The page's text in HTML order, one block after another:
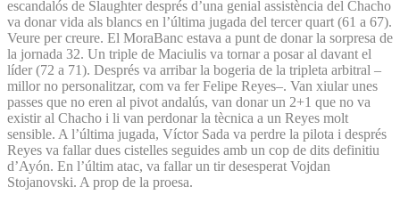
escandalós de Slaughter després d’una genial assistència del Chacho
va donar vida als blancs en l’última jugada del tercer quart (61 a 67).
Veure per creure. El MoraBanc estava a punt de donar la sorpresa de
la jornada 32. Un triple de Maciulis va tornar a posar al davant el
líder (72 a 71). Després va arribar la bogeria de la tripleta arbitral –
millor no personalitzar, com va fer Felipe Reyes–. Van xiular unes
passes que no eren al pivot andalús, van donar un 2+1 que no va
existir al Chacho i li van perdonar la tècnica a un Reyes molt
sensible. A l’última jugada, Víctor Sada va perdre la pilota i després
Reyes va fallar dues cistelles seguides amb un cop de dits definitiu
d’Ayón. En l’últim atac, va fallar un tir des­esperat Vojdan
Stojanovski. A prop de la proesa.